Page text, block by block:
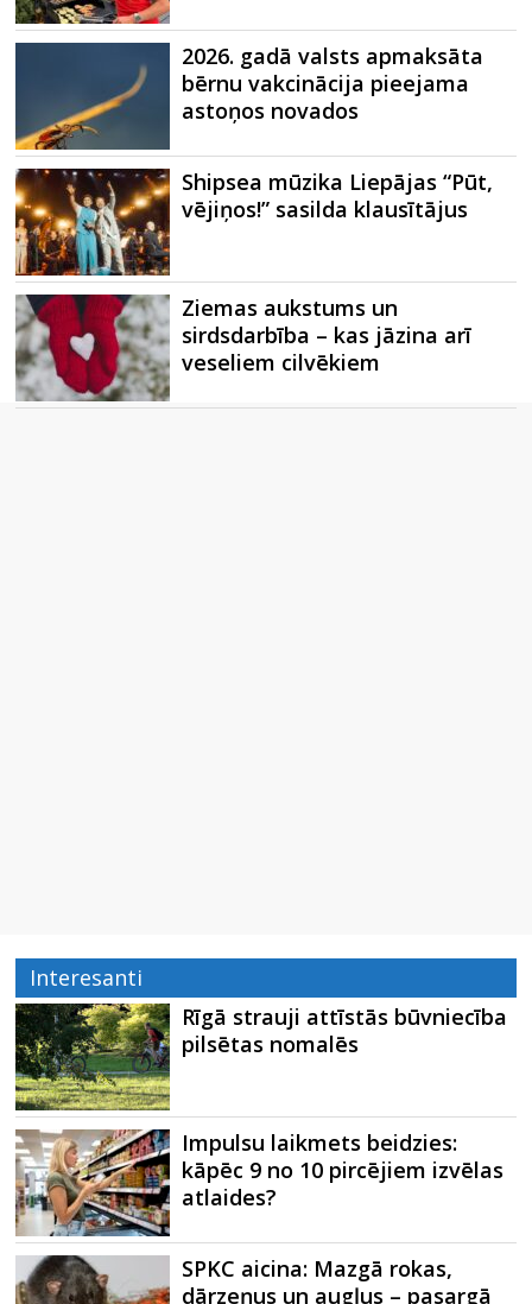
2026. gadā valsts apmaksāta
bērnu vakcinācija pieejama
astoņos novados
Shipsea mūzika Liepājas “Pūt,
vējiņos!” sasilda klausītājus
Ziemas aukstums un
sirdsdarbība – kas jāzina arī
veseliem cilvēkiem
Interesanti
Rīgā strauji attīstās būvniecība
pilsētas nomalēs
Impulsu laikmets beidzies:
kāpēc 9 no 10 pircējiem izvēlas
atlaides?
SPKC aicina: Mazgā rokas,
dārzeņus un augļus – pasargā